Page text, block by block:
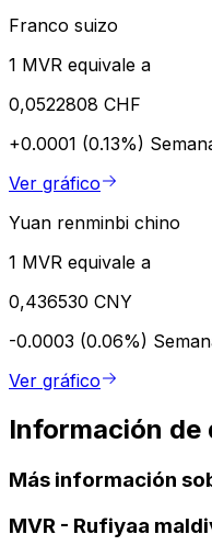
Franco suizo
1 MVR equivale a
0,0522808 CHF
+0.0001 (0.13%)
Ver gráfico
Yuan renminbi chino
1 MVR equivale a
0,436530 CNY
-0.0003 (0.06%)
Ver gráfico
Información de
Más información
MVR - Rufiyaa